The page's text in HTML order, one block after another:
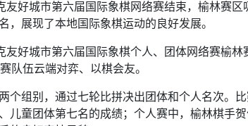
好城市第六届国际象棋网络赛结束，榆林赛
，展现了本地国际象棋运动的良好发展。
友好城市第六届国际象棋个人、团体网络赛榆
队伍云端对弈、以棋会友。
个组别，通过七轮比拼决出团体和个人名次。
儿童团体第七名的成绩；个人赛中，榆林棋手